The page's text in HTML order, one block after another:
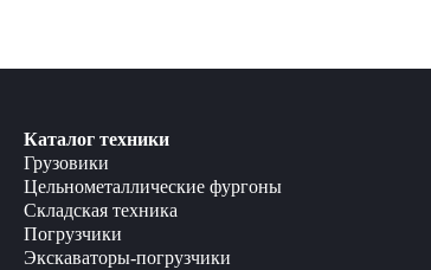
Каталог техники
Грузовики
Цельнометаллические фургоны
Складская техника
Погрузчики
Экскаваторы-погрузчики